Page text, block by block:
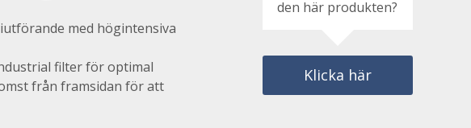
med högintensiva
filter för optimal
från framsidan för att
Klicka här